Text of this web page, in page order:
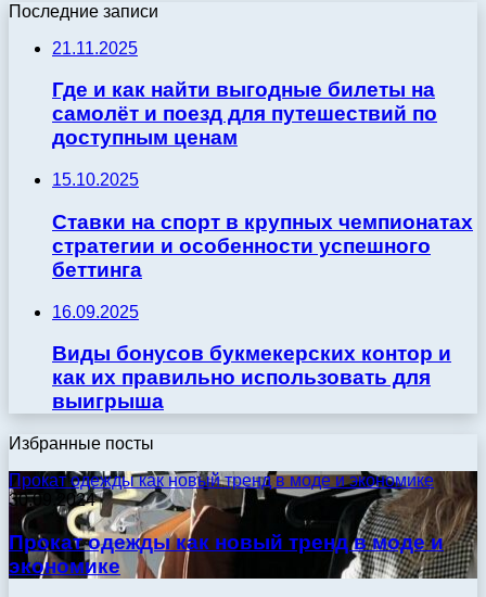
Последние записи
21.11.2025
Где и как найти выгодные билеты на
самолёт и поезд для путешествий по
доступным ценам
15.10.2025
Ставки на спорт в крупных чемпионатах
стратегии и особенности успешного
беттинга
16.09.2025
Виды бонусов букмекерских контор и
как их правильно использовать для
выигрыша
Избранные посты
Прокат одежды как новый тренд в моде и экономике
30.09.2024
Прокат одежды как новый тренд в моде и
экономике